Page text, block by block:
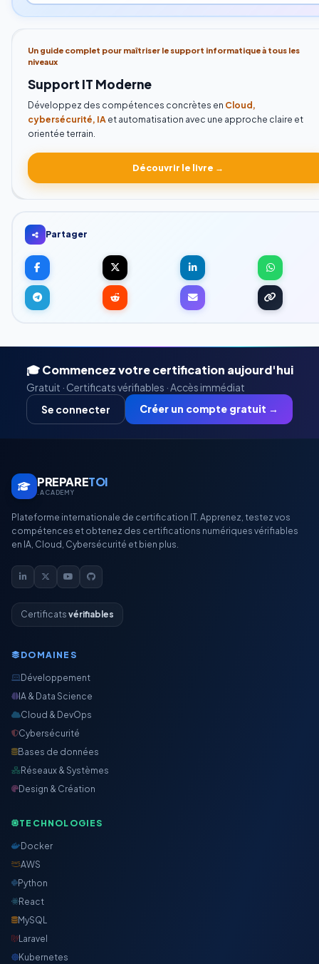
Un guide complet pour maîtriser le support informatique à tous les
niveaux
Support IT Moderne
Développez des compétences concrètes en Cloud,
cybersécurité, IAet automatisation avec une approche claire et
orientée terrain.
Découvrir le livre →
Partager
🎓 Commencez votre certification aujourd'hui
Gratuit · Certificats vérifiables · Accès immédiat
Se connecter
Créer un compte gratuit →
PREPARETOI
.ACADEMY
Plateforme internationale de certification IT. Apprenez, testez vos
compétences et obtenez des certifications numériques vérifiables
en IA, Cloud, Cybersécurité et bien plus.
Certificats vérifiables
DOMAINES
Développement
IA & Data Science
Cloud & DevOps
Cybersécurité
Bases de données
Réseaux & Systèmes
Design & Création
TECHNOLOGIES
Docker
AWS
Python
React
MySQL
Laravel
Kubernetes